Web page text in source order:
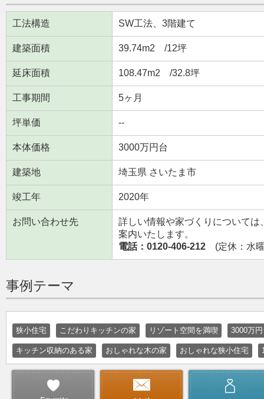
工法構造 SW工法、3階建て
建築面積 39.74m2 /12坪
延床面積 108.47m2 /32.8坪
工事期間 5ヶ月
坪単価 --
本体価格 3000万円台
建築地 埼玉県 さいたま市
竣工年 2020年
お問い合わせ先
詳しい情報や家づくりについて
案内いたします。
電話：0120-406-212 (定休：水
事例テーマ
狭小住宅 こだわりキッチンの家 リゾート空間を満喫 3000万
キッチン収納のある家 おしゃれな木の家 おしゃれな狭小住宅